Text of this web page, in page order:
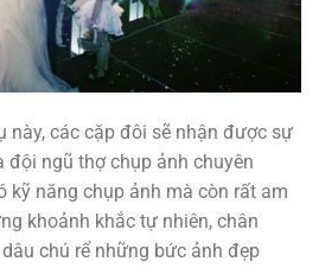
này, các cặp đôi sẽ nhận được sự
đội ngũ thợ chụp ảnh chuyên
kỹ năng chụp ảnh mà còn rất am
khoảnh khắc tự nhiên, chân
chú rể những bức ảnh đẹp